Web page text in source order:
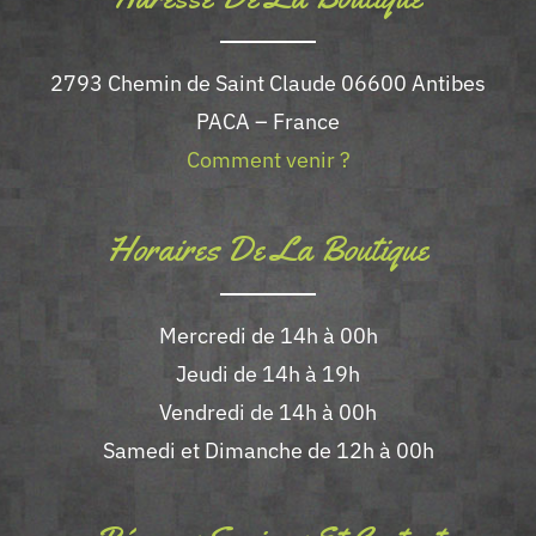
2793 Chemin de Saint Claude 06600 Antibes
PACA – France
Comment venir ?
Horaires De La Boutique
Mercredi de 14h à 00h
Jeudi de 14h à 19h
Vendredi de 14h à 00h
Samedi et Dimanche de 12h à 00h